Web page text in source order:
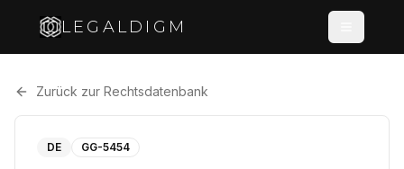
LEGALDIGM
Zurück zur Rechtsdatenbank
DE GG-5454